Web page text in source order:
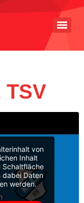
TSV
von
Inhalt
Schaltfläche
dabei Daten
werden.